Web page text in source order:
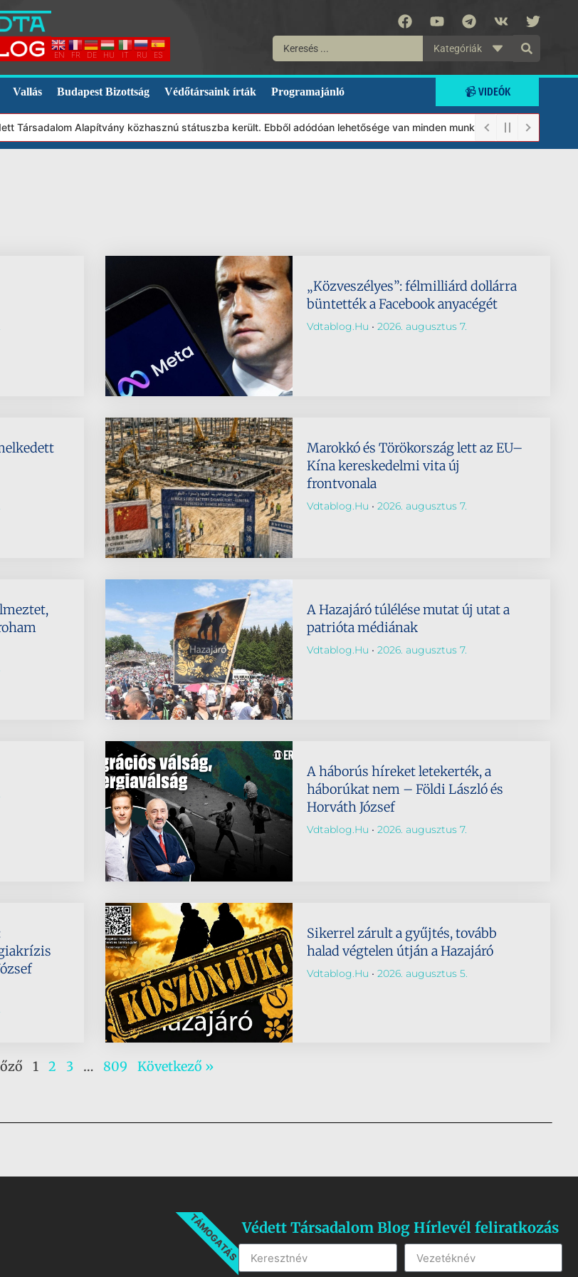
EN FR DE HU IT RU ES
Kategóriák
Vallás Budapest Bizottság Védőtársaink írták Programajánló 📹 VIDEÓK
Alapítvány közhasznú státuszba került. Ebből adódóan lehetősége van minden munkánkat segíteni
„Közveszélyes”: félmilliárd dollárra
büntették a Facebook anyacégét
Vdtablog.hu 2026. augusztus 7.
Marokkó és Törökország lett az EU–
Kína kereskedelmi vita új
frontvonala
Vdtablog.hu 2026. augusztus 7.
A Hazajáró túlélése mutat új utat a
patrióta médiának
Vdtablog.hu 2026. augusztus 7.
A háborús híreket letekerték, a
háborúkat nem – Földi László és
Horváth József
Vdtablog.hu 2026. augusztus 7.
Sikerrel zárult a gyűjtés, tovább
halad végtelen útján a Hazajáró
Vdtablog.hu 2026. augusztus 5.
1 2 3 … 809 Következő »
TÁMOGATÁSVédett Társadalom Blog Hírlevél feliratkozás